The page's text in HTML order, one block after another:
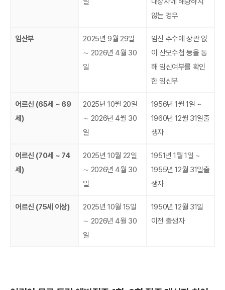
않는 경우
임산부
2025년 9월 29일
∼ 2026년 4월 30
일
임신 주수에 상관 없
이 산모수첩 등을 통
해 임신여부를 확인
한 임신부
어르신 (65세 ~ 69
세)
2025년 10월 20일
∼ 2026년 4월 30
일
1956년 1월 1일 ~
1960년 12월 31일출
생자
어르신 (70세 ~ 74
세)
2025년 10월 22일
∼ 2026년 4월 30
일
1951년 1월 1일 ~
1955년 12월 31일출
생자
어르신 (75세 이상)
2025년 10월 15일
∼ 2026년 4월 30
일
1950년 12월 31일
이전 출생자